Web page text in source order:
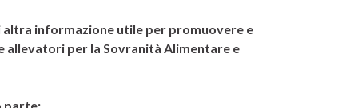
informazione utile per promuovere e
per la Sovranità Alimentare e